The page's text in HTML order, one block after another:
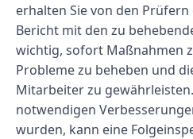
erhalten Sie von den
Bericht mit den zu
wichtig, sofort Maßnahmen
Probleme zu beheben und
Mitarbeiter zu
notwendigen
wurden, kann eine